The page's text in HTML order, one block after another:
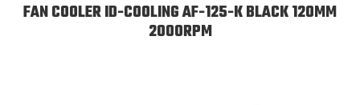
FAN COOLER ID-COOLING AF-125-K BLACK 120MM
2000RPM
cantidad